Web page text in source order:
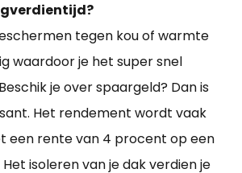
tegen kou of warmte
waardoor je het super snel
je over spaargeld? Dan is
Het rendement wordt vaak
een rente van 4 procent op een
isoleren van je dak verdien je